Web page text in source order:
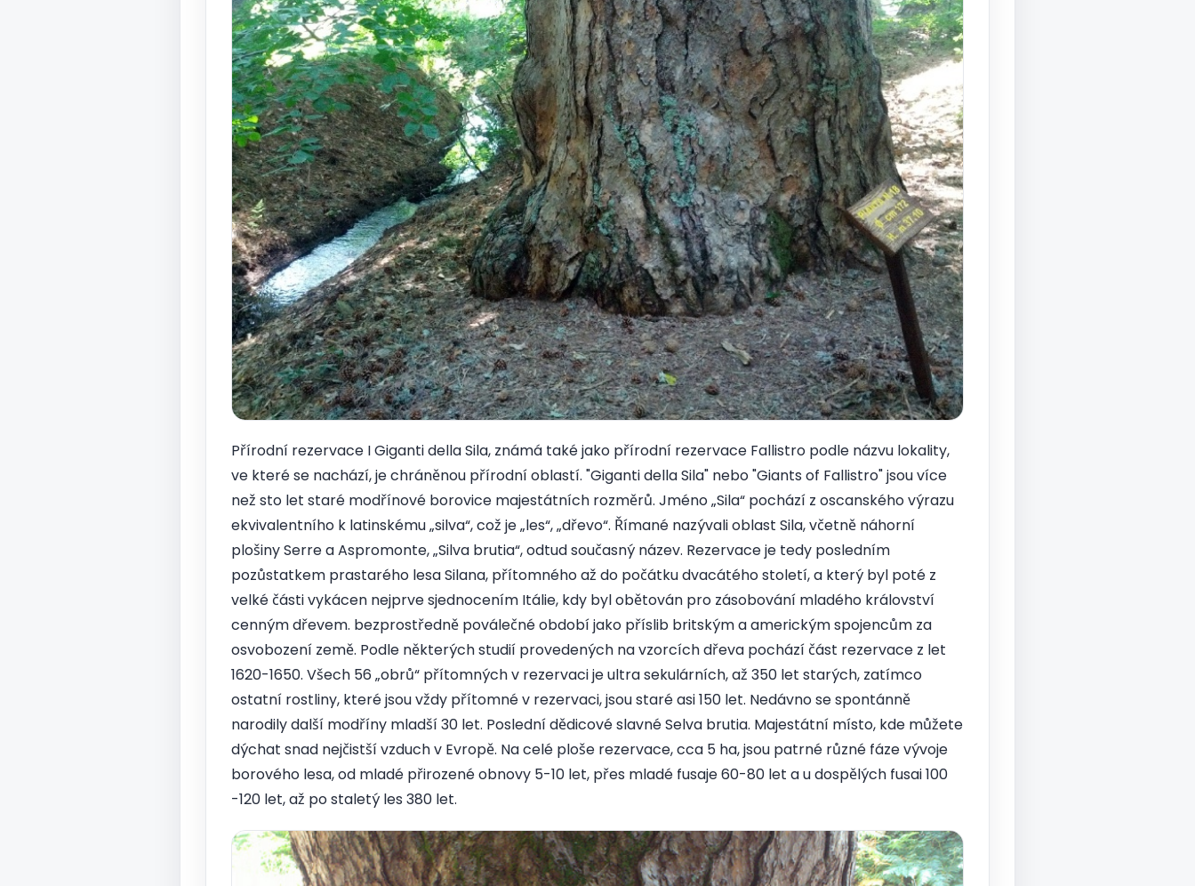
Přírodní rezervace I Giganti della Sila, známá také jako přírodní rezervace Fallistro podle názvu lokality,
ve které se nachází, je chráněnou přírodní oblastí. "Giganti della Sila" nebo "Giants of Fallistro" jsou více
než sto let staré modřínové borovice majestátních rozměrů. Jméno „Sila“ pochází z oscanského výrazu
ekvivalentního k latinskému „silva“, což je „les“, „dřevo“. Římané nazývali oblast Sila, včetně náhorní
plošiny Serre a Aspromonte, „Silva brutia“, odtud současný název. Rezervace je tedy posledním
pozůstatkem prastarého lesa Silana, přítomného až do počátku dvacátého století, a který byl poté z
velké části vykácen nejprve sjednocením Itálie, kdy byl obětován pro zásobování mladého království
cenným dřevem. bezprostředně poválečné období jako příslib britským a americkým spojencům za
osvobození země. Podle některých studií provedených na vzorcích dřeva pochází část rezervace z let
1620-1650. Všech 56 „obrů“ přítomných v rezervaci je ultra sekulárních, až 350 let starých, zatímco
ostatní rostliny, které jsou vždy přítomné v rezervaci, jsou staré asi 150 let. Nedávno se spontánně
narodily další modříny mladší 30 let. Poslední dědicové slavné Selva brutia. Majestátní místo, kde můžete
dýchat snad nejčistší vzduch v Evropě. Na celé ploše rezervace, cca 5 ha, jsou patrné různé fáze vývoje
borového lesa, od mladé přirozené obnovy 5-10 let, přes mladé fusaje 60-80 let a u dospělých fusai 100
-120 let, až po staletý les 380 let.